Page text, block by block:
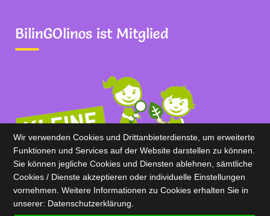
BilinGOlinos ist Mitglied
Wir verwenden Cookies und Drittanbieterdienste, um erweiterte
Funktionen und Services auf der Website darstellen zu können.
Sie können jegliche Cookies und Diensten ablehnen, sämtliche
Cookies / Dienste akzeptieren oder individuelle Einstellungen
vornehmen. Weitere Informationen zu Cookies erhalten Sie in
unserer: Datenschutz­erklärung.